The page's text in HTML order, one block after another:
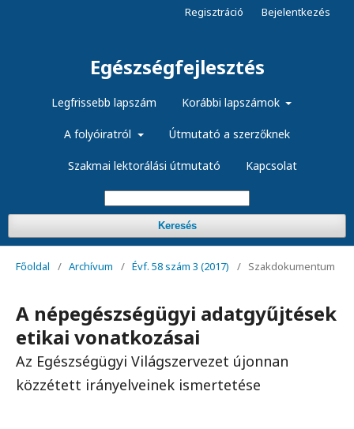
Egészségfejlesztés
Legfrissebb lapszám Korábbi lapszámok
A folyóiratról Útmutató a szerzőknek
Szakmai lektorálási útmutató Kapcsolat
Keresés
Regisztráció Bejelentkezés
Főoldal / Archívum / Évf. 58 szám 3 (2017) / Szakdokumentum
A népegészségügyi adatgyűjtések
etikai vonatkozásai
Az Egészségügyi Világszervezet újonnan
közzétett irányelveinek ismertetése